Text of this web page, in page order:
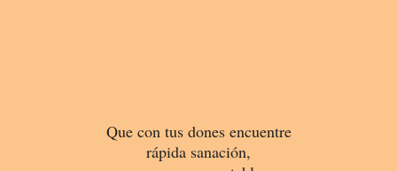
Que con tus dones encuentre
rápida sanación,